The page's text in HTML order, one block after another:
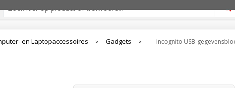
en Laptopaccessoires > Gadgets > Incognito USB-